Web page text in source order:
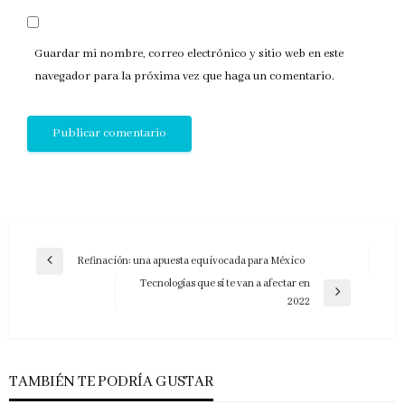
Guardar mi nombre, correo electrónico y sitio web en este
navegador para la próxima vez que haga un comentario.
Navegación
Refinación: una apuesta equivocada para México
Tecnologías que sí te van a afectar en
2022
TAMBIÉN TE PODRÍA GUSTAR